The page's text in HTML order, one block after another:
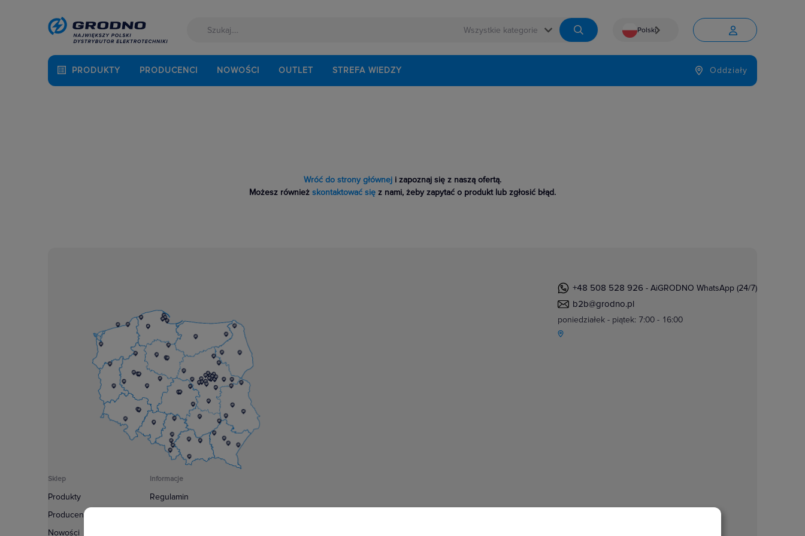
 Polski
Język

PRODUKTY PRODUCENCI NOWOŚCI OUTLET STREFA WIEDZY Oddziały
Wróć do strony głównej i zapoznaj się z naszą ofertą.
Możesz również skontaktować się z nami, żeby zapytać o produkt lub zgłosić błąd.
+48 508 528 926 - AiGRODNO WhatsApp (24/7)
b2b@grodno.pl
poniedziałek - piątek: 7:00 - 16:00
Sklep
Produkty
Producenci
Nowości
Informacje
Regulamin